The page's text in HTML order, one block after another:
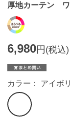
厚地カーテン
6,980円(税込)
カラー： アイボ